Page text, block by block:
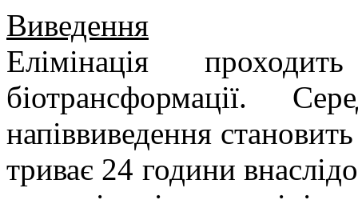
Виведення
Елімінація
біотрансформації.
напіввиведення
триває 24 години